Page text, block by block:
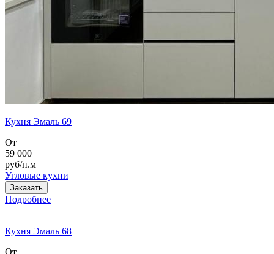
Кухня Эмаль 69
От
59 000
руб/п.м
Угловые кухни
Заказать
Подробнее
Кухня Эмаль 68